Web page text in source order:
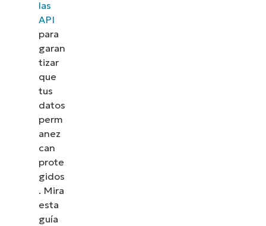
las
API
para
garan
tizar
que
tus
datos
perm
anez
can
prote
gidos
. Mira
esta
guía